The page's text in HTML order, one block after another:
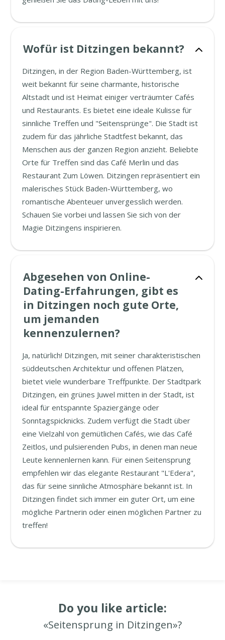
Wofür ist Ditzingen bekannt?
Ditzingen, in der Region Baden-Württemberg, ist
weit bekannt für seine charmante, historische
Altstadt und ist Heimat einiger verträumter Cafés
und Restaurants. Es bietet eine ideale Kulisse für
sinnliche Treffen und "Seitensprünge". Die Stadt ist
zudem für das jährliche Stadtfest bekannt, das
Menschen aus der ganzen Region anzieht. Beliebte
Orte für Treffen sind das Café Merlin und das
Restaurant Zum Löwen. Ditzingen repräsentiert ein
malerisches Stück Baden-Württemberg, wo
romantische Abenteuer unvergesslich werden.
Schauen Sie vorbei und lassen Sie sich von der
Magie Ditzingens inspirieren.
Abgesehen von Online-
Dating-Erfahrungen, gibt es
in Ditzingen noch gute Orte,
um jemanden
kennenzulernen?
Ja, natürlich! Ditzingen, mit seiner charakteristischen
süddeutschen Architektur und offenen Plätzen,
bietet viele wunderbare Treffpunkte. Der Stadtpark
Ditzingen, ein grünes Juwel mitten in der Stadt, ist
ideal für entspannte Spaziergänge oder
Sonntagspicknicks. Zudem verfügt die Stadt über
eine Vielzahl von gemütlichen Cafés, wie das Café
Zeitlos, und pulsierenden Pubs, in denen man neue
Leute kennenlernen kann. Für einen Seitensprung
empfehlen wir das elegante Restaurant "L'Edera",
das für seine sinnliche Atmosphäre bekannt ist. In
Ditzingen findet sich immer ein guter Ort, um eine
mögliche Partnerin oder einen möglichen Partner zu
treffen!
Do you like article:
«Seitensprung in Ditzingen»?